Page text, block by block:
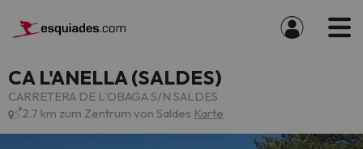
CA L'ANELLA (SALDES)
CARRETERA DE L'OBAGA S/N SALDES
2.7 km zum Zentrum von Saldes Karte